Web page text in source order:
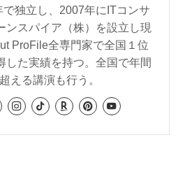
独立し、2007年にITコンサ
ンスパイア（株）を設立し現
ProFile全専門家で全国１位
した実績を持つ。全国で年間
える講演も行う。